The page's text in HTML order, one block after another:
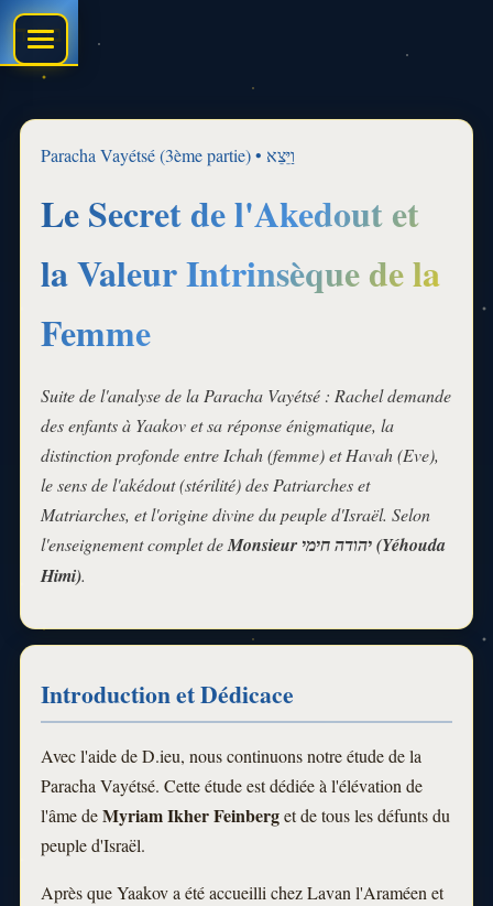
בס״ד
Paracha Vayétsé (3ème partie) • וַיֵּצֵא
Le Secret de l'Akedout et
la Valeur Intrinsèque de la
Femme
Suite de l'analyse de la Paracha Vayétsé : Rachel demande
des enfants à Yaakov et sa réponse énigmatique, la
distinction profonde entre Ichah(femme) etHavah(Eve),
le sens de l'akédout (stérilité) des Patriarches et
Matriarches, et l'origine divine du peuple d'Israël. Selon
l'enseignement complet deMonsieur יהודה חימי (Yéhouda
Himi).
Introduction et Dédicace
Avec l'aide de D.ieu, nous continuons notre étude de la
Paracha Vayétsé. Cette étude est dédiée à l'élévation de
l'âme deMyriam Ikher Feinberget de tous les défunts du
peuple d'Israël.
Après que Yaakov a été accueilli chez Lavan l'Araméen et